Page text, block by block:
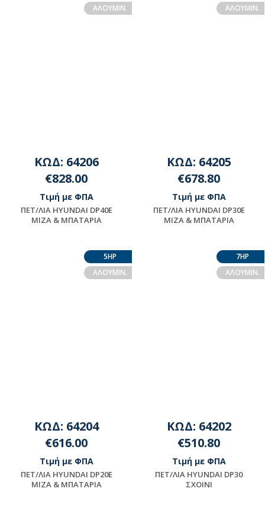
ΔΙΑΘΕΣΙΜΟΤΗΤΑΑΛΟΥΜΙΝ.
ΚΩΔ: 64206
€828.00
Τιμή με ΦΠΑ
ΠET/ΛIA HYUNDAI DP40E
MIZA & ΜΠΑΤΑΡΙΑ
ΑΛΟΥΜΙΝ.
ΚΩΔ: 64205
€678.80
Τιμή με ΦΠΑ
ΠET/ΛIA HYUNDAI DP30E
MIZA & ΜΠΑΤΑΡΙΑ
5HP
ΑΛΟΥΜΙΝ.
ΚΩΔ: 64204
€616.00
Τιμή με ΦΠΑ
ΠET/ΛIA HYUNDAI DP20E
MIZA & ΜΠΑΤΑΡΙΑ
7HP
ΑΛΟΥΜIN.
ΚΩΔ: 64202
€510.80
Τιμή με ΦΠΑ
ΠET/ΛIA HYUNDAI DP30
ΣXOINI